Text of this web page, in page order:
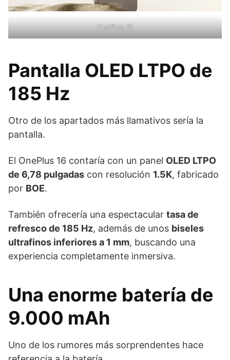
OnePlus 15
Pantalla OLED LTPO de
185 Hz
Otro de los apartados más llamativos sería la
pantalla.
El OnePlus 16 contaría con un panel OLED LTPO
de 6,78 pulgadas con resolución 1.5K, fabricado
por BOE.
También ofrecería una espectacular tasa de
refresco de 185 Hz, además de unos biseles
ultrafinos inferiores a 1 mm, buscando una
experiencia completamente inmersiva.
Una enorme batería de
9.000 mAh
Uno de los rumores más sorprendentes hace